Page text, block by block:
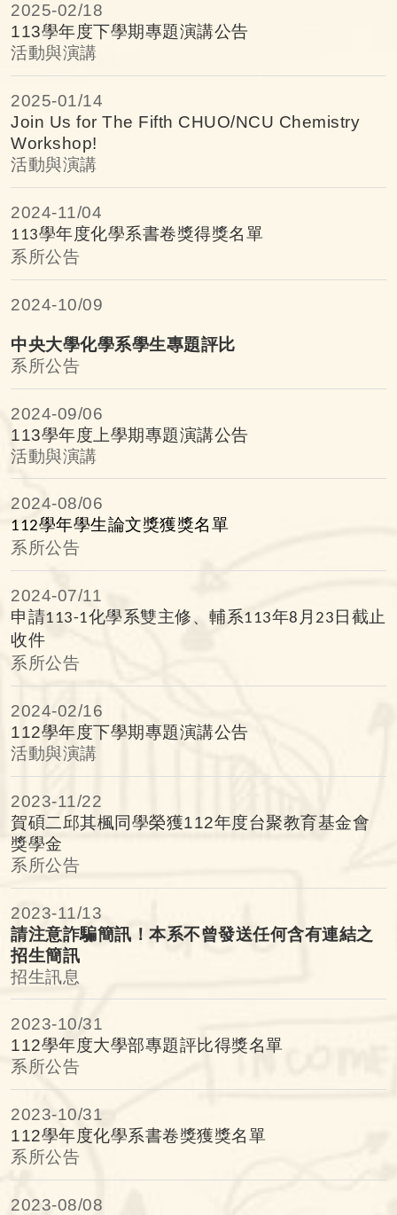
2025-02/18
113學年度下學期專題演講公告
活動與演講
2025-01/14
Join Us for The Fifth CHUO/NCU Chemistry
Workshop!
活動與演講
2024-11/04
113學年度化學系書卷獎得獎名單
系所公告
2024-10/09
中央大學化學系學生專題評比
系所公告
2024-09/06
113學年度上學期專題演講公告
活動與演講
2024-08/06
112學年學生論文獎獲獎名單
系所公告
2024-07/11
申請113-1化學系雙主修、輔系113年8 月 23 日截止
收件
系所公告
2024-02/16
112學年度下學期專題演講公告
活動與演講
2023-11/22
賀碩二邱其楓同學榮獲112年度台聚教育基金會
獎學金
系所公告
2023-11/13
請注意詐騙簡訊！本系不曾發送任何含有連結之
招生簡訊
招生訊息
2023-10/31
112學年度大學部專題評比得獎名單
系所公告
2023-10/31
112學年度化學系書卷獎獲獎名單
系所公告
2023-08/08